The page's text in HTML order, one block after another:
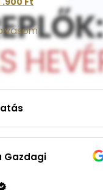
.900 Ft
Gazdagi